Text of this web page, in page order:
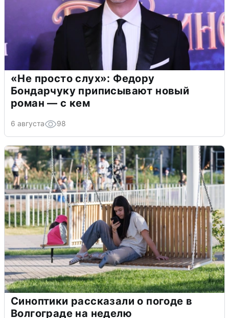
«Не просто слух»: Федору
Бондарчуку приписывают новый
роман — с кем
6 августа 98
Синоптики рассказали о погоде в
Волгограде на неделю